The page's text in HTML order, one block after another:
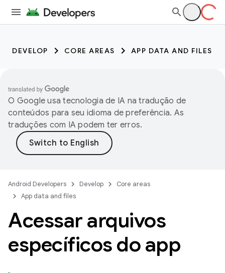
DEVELOP CORE AREAS APP DATA AND FILES
O Google usa tecnologia de IA na tradução de
conteúdos para seu idioma de preferência. As
traduções com IA podem ter erros.
Android Developers Develop
Core areas
App data and files
Acessar arquivos
específicos do app